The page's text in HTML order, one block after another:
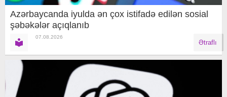
Azərbaycanda iyulda ən çox istifadə edilən sosial
şəbəkələr açıqlanıb
07.08.2026
Ətraflı